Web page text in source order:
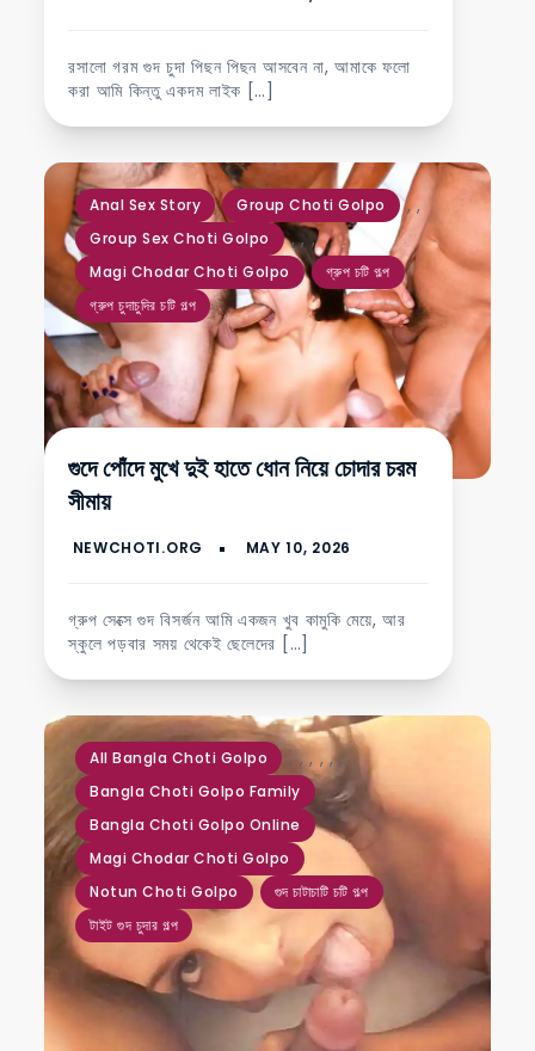
রসালো গরম গুদ চুদা পিছন পিছন আসবেন না, আমাকে ফলো
করা আমি কিন্তু একদম লাইক […]
Anal Sex Story ,
Group Choti Golpo ,
Group Sex Choti Golpo ,
Magi Chodar Choti Golpo
,
গ্রুপ চটি গল্প
,
গ্রুপ চুদাচুদির চটি গল্প
গুদে পোঁদে মুখে দুই হাতে ধোন নিয়ে চোদার চরম
সীমায়
গ্রুপ সেক্সে গুদ বিসর্জন আমি একজন খুব কামুকি মেয়ে, আর
স্কুলে পড়বার সময় থেকেই ছেলেদের […]
All Bangla Choti Golpo ,
Bangla Choti Golpo Family
,
Bangla Choti Golpo Online
,
Magi Chodar Choti Golpo
,
Notun Choti Golpo
,
গুদ চাটাচাটি চটি গল্প
,
টাইট গুদ চুদার গল্প